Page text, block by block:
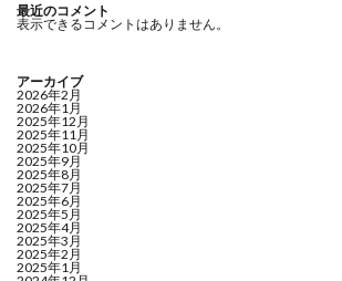
最近のコメント
表示できるコメントはありません。
アーカイブ
2026年2月
2026年1月
2025年12月
2025年11月
2025年10月
2025年9月
2025年8月
2025年7月
2025年6月
2025年5月
2025年4月
2025年3月
2025年2月
2025年1月